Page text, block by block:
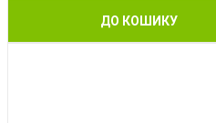
ДО КОШИКУ